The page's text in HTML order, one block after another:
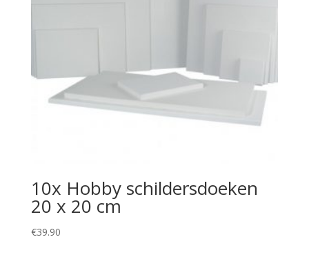
10x Hobby schildersdoeken
20 x 20 cm
€39.90